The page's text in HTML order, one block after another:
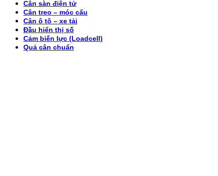
Cân sàn điện tử
Cân treo – móc cẩu
Cân ô tô – xe tải
Đầu hiển thị số
Cảm biến lực (Loadcell)
Quả cân chuẩn